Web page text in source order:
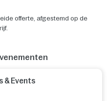
offerte, afgestemd op de
& Events